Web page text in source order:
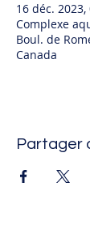
16 déc.
Complexe
Boul. de
Canada
Partager